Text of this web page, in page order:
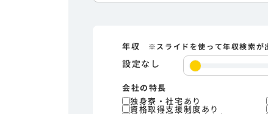
年収 ※スライドを使って年収検索が
設定なし
会社の特長
独身寮・社宅あり
資格取得支援制度あり